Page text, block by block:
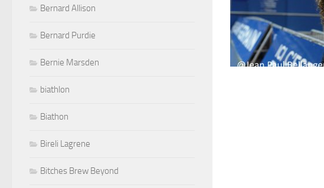
Bernard Allison
Bernard Purdie
Bernie Marsden
biathlon
Biathon
Bireli Lagrene
Bitches Brew Beyond